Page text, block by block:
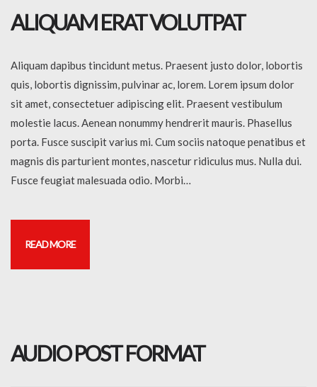
ALIQUAM ERAT VOLUTPAT
Aliquam dapibus tincidunt metus. Praesent justo dolor, lobortis
quis, lobortis dignissim, pulvinar ac, lorem. Lorem ipsum dolor
sit amet, consectetuer adipiscing elit. Praesent vestibulum
molestie lacus. Aenean nonummy hendrerit mauris. Phasellus
porta. Fusce suscipit varius mi. Cum sociis natoque penatibus et
magnis dis parturient montes, nascetur ridiculus mus. Nulla dui.
Fusce feugiat malesuada odio. Morbi…
READ MORE
AUDIO POST FORMAT